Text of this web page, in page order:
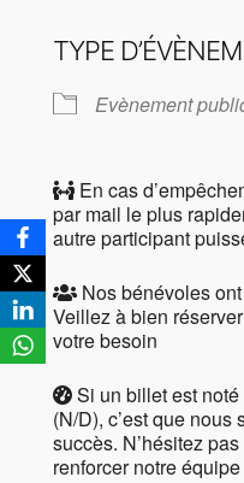
TYPE
Evènement
En cas
par mail le plus
autre participant
Nos bénévoles
Veillez à bien
votre besoin
Si un billet est
(N/D), c’est que
succès. N’hésitez
renforcer notre